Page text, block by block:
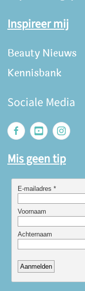
Inspireer mij
Beauty Nieuws
Kennisbank
Sociale Media
Mis geen tip